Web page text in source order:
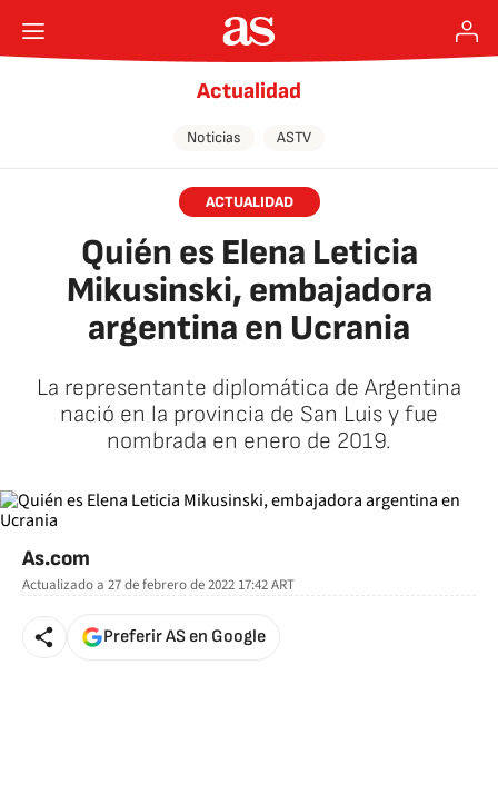
Actualidad
Noticias ASTV
ACTUALIDAD
Quién es Elena Leticia
Mikusinski, embajadora
argentina en Ucrania
La representante diplomática de Argentina
nació en la provincia de San Luis y fue
nombrada en enero de 2019.
As.com
Actualizado a 27 de febrero de 2022 17:42ART
Preferir AS en Google